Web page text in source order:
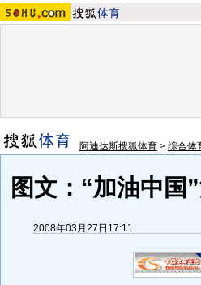
阿迪达斯搜狐体育 > 综合体
图文：“加油中国
2008年03月27日17:11